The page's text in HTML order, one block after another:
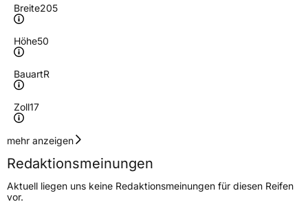
Breite205
Höhe50
BauartR
Zoll17
Geschwindigkeitsindex
Höchstgeschwindigkeit
240 km/h
Lastindex89
mehr anzeigen
Redaktionsmeinungen
Aktuell liegen uns keine Redaktionsmeinungen für diesen Reifen
vor.